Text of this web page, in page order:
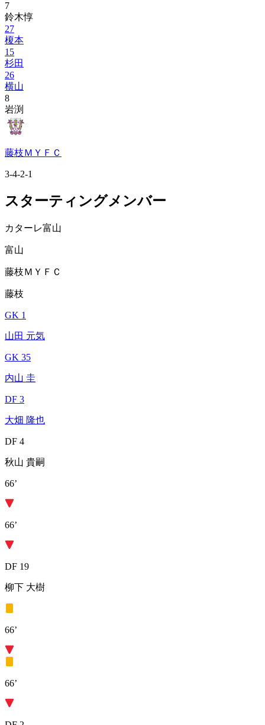
7
鈴木惇
27
榎本
15
杉田
26
横山
8
岩渕
藤枝ＭＹＦＣ
3-4-2-1
スターティングメンバー
カターレ富山
富山
藤枝ＭＹＦＣ
藤枝
GK 1
山田 元気
GK 35
内山 圭
DF 3
大畑 隆也
DF 4
秋山 貴嗣
66’
66’
DF 19
柳下 大樹
66’
66’